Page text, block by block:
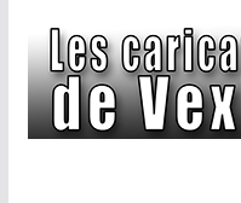
é
g
o
r